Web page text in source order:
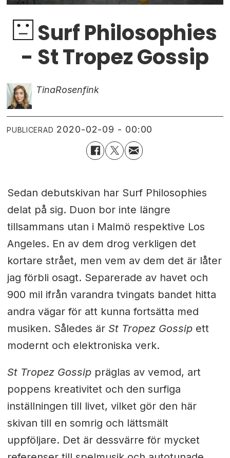
Surf Philosophies
- St Tropez Gossip
TinaRosenfink
PUBLICERAD 2020-02-09 - 00:00
Sedan debutskivan har Surf Philosophies
delat på sig. Duon bor inte längre
tillsammans utan i Malmö respektive Los
Angeles. En av dem drog verkligen det
kortare strået, men vem av dem det är låter
jag förbli osagt. Separerade av havet och
900 mil ifrån varandra tvingats bandet hitta
andra vägar för att kunna fortsätta med
musiken. Således är St Tropez Gossipett
modernt och elektroniska verk.
St Tropez Gossippräglas av vemod, art
poppens kreativitet och den surfiga
inställningen till livet, vilket gör den här
skivan till en somrig och lättsmält
uppföljare. Det är dessvärre för mycket